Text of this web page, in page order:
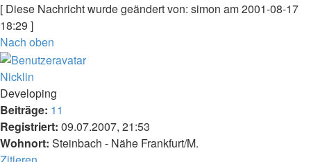
[ Diese Nachricht wurde geändert von: simon am 2001-08-17
18:29 ]
Nach oben
Nicklin
Developing
Beiträge: 11
Registriert: 09.07.2007, 21:53
Wohnort: Steinbach - Nähe Frankfurt/M.